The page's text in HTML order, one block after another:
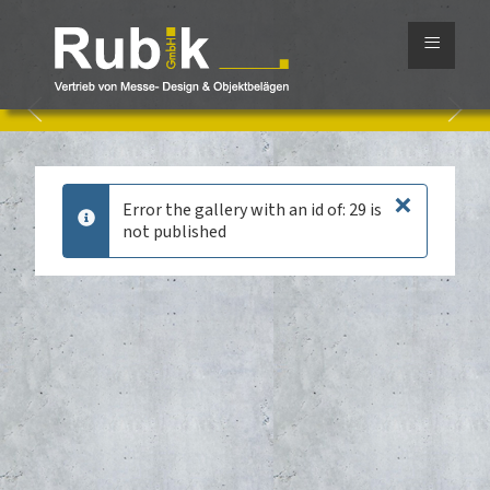
≡
×
info
Error the gallery with an id of: 29 is
not published